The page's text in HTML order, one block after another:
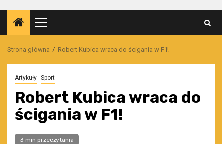
Menu
główne
Strona główna Robert Kubica wraca do ścigania w F1!
Artykuły Sport
Robert Kubica wraca do
ścigania w F1!
3 min przeczytania